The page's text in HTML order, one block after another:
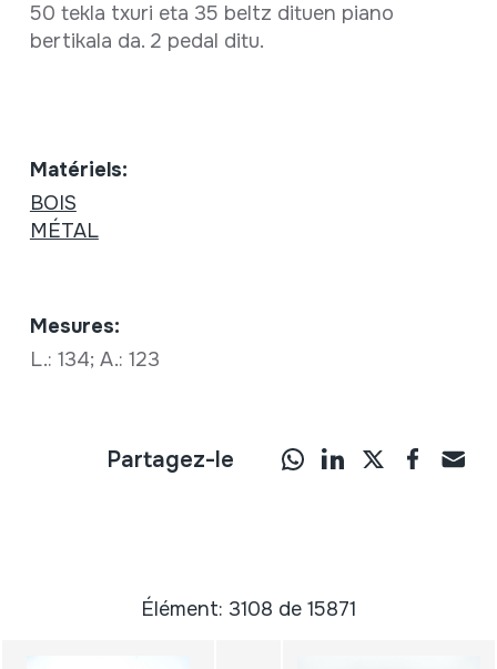
50 tekla txuri eta 35 beltz dituen piano
bertikala da. 2 pedal ditu.
Matériels:
BOIS
MÉTAL
Mesures:
L.: 134; A.: 123
Partagez-le
Élément: 3108 de 15871